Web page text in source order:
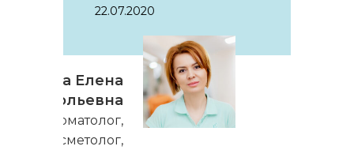
22.07.2020
Бзита Елена
Анатольевна
Дерматолог,
косметолог,